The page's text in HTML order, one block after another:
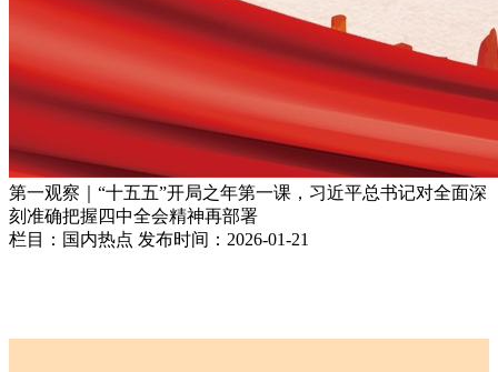
第一观察｜“十五五”开局之年第一课，习近平总书记对全面深
刻准确把握四中全会精神再部署
栏目：国内热点 发布时间：2026-01-21